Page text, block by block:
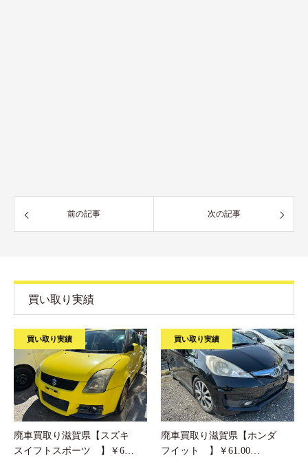
前の記事 次の記事
買い取り実績
買い取り実績
廃車買取り滋賀県【スズキ
スイフトスポーツ 】￥6…
買い取り実績
廃車買取り滋賀県【ホンダ
フイット 】￥61.00…